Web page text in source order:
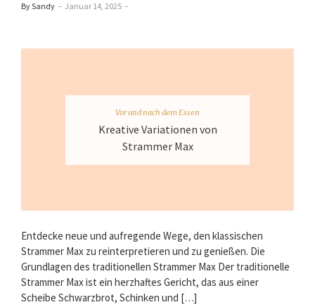
By Sandy – Januar 14, 2025 –
Vor und nach dem Essen
Kreative Variationen von
Strammer Max
Entdecke neue und aufregende Wege, den klassischen
Strammer Max zu reinterpretieren und zu genießen. Die
Grundlagen des traditionellen Strammer Max Der traditionelle
Strammer Max ist ein herzhaftes Gericht, das aus einer
Scheibe Schwarzbrot, Schinken und […]